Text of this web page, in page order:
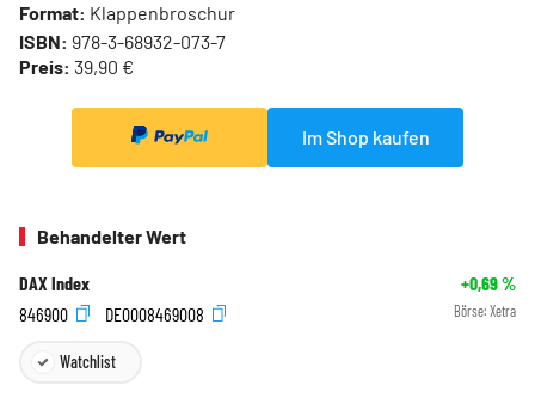
Format: Klappenbroschur
ISBN: 978-3-68932-073-7
Preis: 39,90 €
Im Shop kaufen
Behandelter Wert
DAX Index +0,69%
846900
DE0008469008 Börse: Xetra
Watchlist